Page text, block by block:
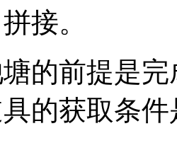
接。
的前提是
的获取条